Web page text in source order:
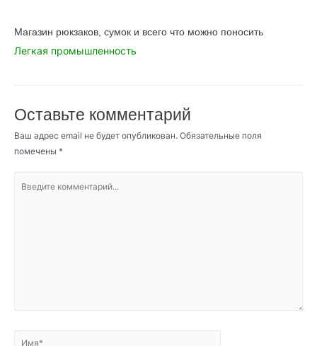
Магазин рюкзаков, сумок и всего что можно поносить
Легкая промышленность
Оставьте комментарий
Ваш адрес email не будет опубликован. Обязательные поля
помечены *
комментарий...